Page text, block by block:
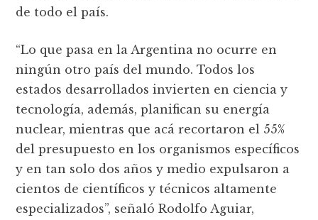
de todo el país.
“Lo que pasa en la Argentina no ocurre en
ningún otro país del mundo. Todos los
estados desarrollados invierten en ciencia y
tecnología, además, planifican su energía
nuclear, mientras que acá recortaron el 55%
del presupuesto en los organismos específicos
y en tan solo dos años y medio expulsaron a
cientos de científicos y técnicos altamente
especializados”, señaló Rodolfo Aguiar,